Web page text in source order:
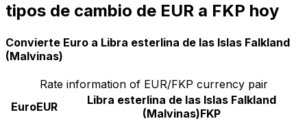
tipos de cambio de EUR a FKP hoy
Convierte Euro a Libra esterlina de las Islas Falkland
(Malvinas)
Rate information of EUR/FKP currency pair
EuroEUR
Libra esterlina de las Islas Falkland
(Malvinas)FKP